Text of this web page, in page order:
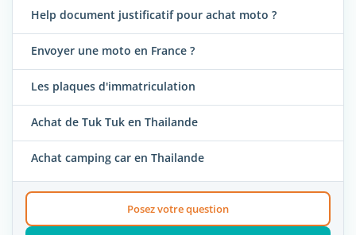
Help document justificatif pour achat moto ?
Envoyer une moto en France ?
Les plaques d'immatriculation
Achat de Tuk Tuk en Thailande
Achat camping car en Thailande
Posez votre question